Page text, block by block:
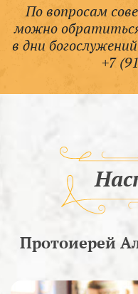
По вопросам
можно
в дни
+7
Протоиерей